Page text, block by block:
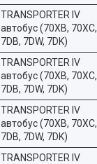
TRANSPORTER IV
автобус (70XB, 70XC,
7DB, 7DW, 7DK)
TRANSPORTER IV
автобус (70XB, 70XC,
7DB, 7DW, 7DK)
TRANSPORTER IV
автобус (70XB, 70XC,
7DB, 7DW, 7DK)
TRANSPORTER IV